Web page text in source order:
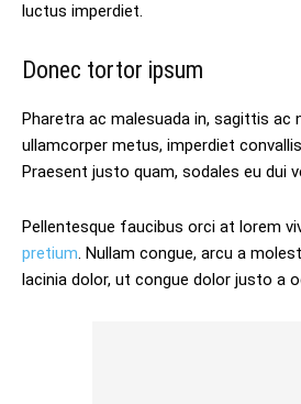
luctus imperdiet.
Donec tortor ipsum
Pharetra ac malesuada in, sagittis ac
ullamcorper metus, imperdiet
Praesent justo quam, sodales eu dui
Pellentesque faucibus orci at lorem
pretium. Nullam congue, arcu a
lacinia dolor, ut congue dolor justo a